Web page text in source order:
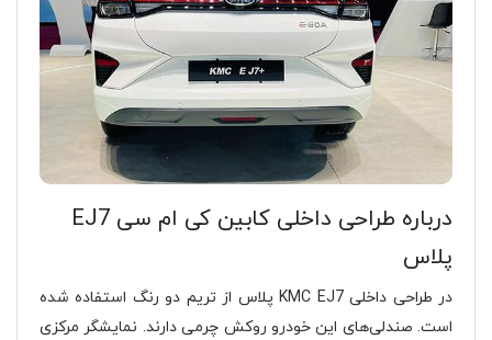
درباره طراحی داخلی کابین کی ام سی EJ7
پلاس
در طراحی داخلی KMC EJ7 پلاس از تریم دو رنگ استفاده شده
است. صندلی‌های این خودرو روکش چرمی دارند. نمایشگر مرکزی